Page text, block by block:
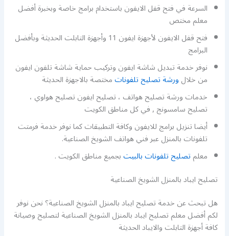
السرعة في فتح قفل الايفون باستخدام برامج خاصة وبخبرة أفضل
معلم مختص
فتح قفل الايفون لأجهزة ايفون 11 وأجهزة التابلت الحديثة وبأفضل
البرامج
نوفر خدمة تبديل شاشة ايفون وتركيب حماية شاشة تلفون ايفون
من خلالورشة تصليح تلفوناتمختصة بالاجهزة الحديثة
خدمات ورشة تصليح هواتف ، تصليح ايفون تصليح هواوي ،
تصليح سامسونج , في كل مناطق الكويت
أيضا تنزيل برامج للايفون وكافة التطبيقات كما نوفر خدمة فرمتت
تلفونات بالمنزل عبر فني هواتف الشويخ الصناعية.
معلمتصليح تلفونات بالبيتبجميع مناطق الكويت .
تصليح ايباد بالمنزل الشويخ الصناعية
هل تبحث عن خدمة تصليح ايباد بالمنزل الشويخ الصناعية؟ نحن نوفر
لكم أفضل معلم تصليح ايباد بالمنزل الشويخ الصناعية لتصليح وصيانة
كافة أجهزة التابلت والايباد الحديثة